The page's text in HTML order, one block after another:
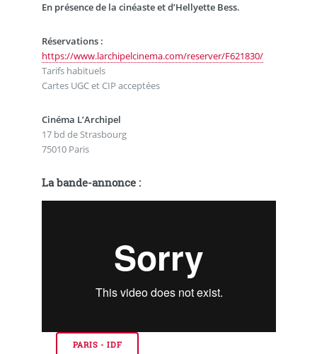
En présence de la cinéaste et d’Hellyette Bess.
Réservations :
https://www.larchipelcinema.com/reserver/F621830/
Tarifs habituels
Cartes UGC et CIP acceptées
Cinéma L’Archipel
17 bd de Strasbourg
75010 Paris
La bande-annonce :
PARIS - IDF